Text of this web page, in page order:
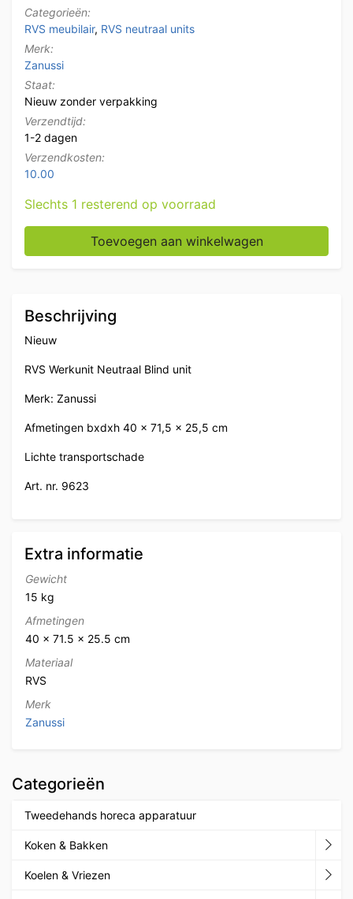
Categorieën:
RVS meubilair, RVS neutraal units
Merk:
Zanussi
Staat:
Nieuw zonder verpakking
Verzendtijd:
1-2 dagen
Verzendkosten:
10.00
Slechts 1 resterend op voorraad
RVS Zanussi Werkunit Neutraal Blind unit 40 cm
Toevoegen aan winkelwagen
Beschrijving
Nieuw
RVS Werkunit Neutraal Blind unit
Merk: Zanussi
Afmetingen bxdxh 40 x 71,5 x 25,5 cm
Lichte transportschade
Art. nr. 9623
Extra informatie
Gewicht
15 kg
Afmetingen
40 × 71.5 × 25.5 cm
Materiaal
RVS
Merk
Zanussi
Categorieën
Tweedehands horeca apparatuur
Koken & Bakken
Koelen & Vriezen